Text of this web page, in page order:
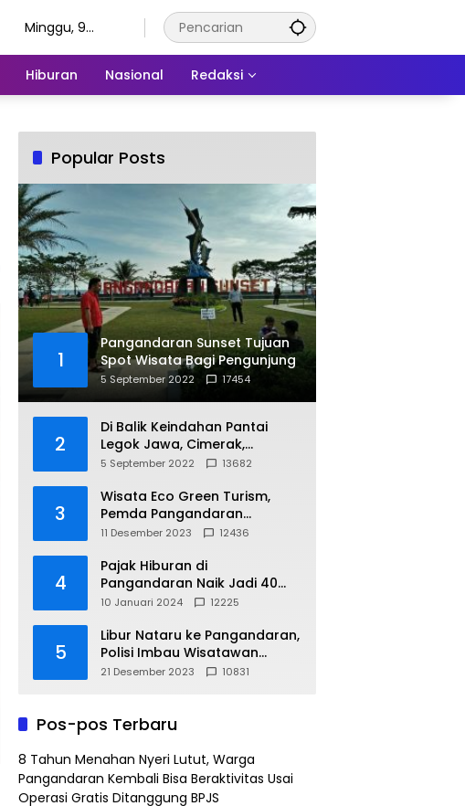
Minggu, 9
Hiburan Nasional Redaksi
Popular Posts
1
Pangandaran Sunset Tujuan
Spot Wisata Bagi Pengunjung
5 September 2022 17454
2
Di Balik Keindahan Pantai
Legok Jawa, Cimerak,
Pangandaran
5 September 2022 13682
3
Wisata Eco Green Turism,
Pemda Pangandaran
Gandeng PLN
11 Desember 2023 12436
4
Pajak Hiburan di
Pangandaran Naik Jadi 40
Persen
10 Januari 2024 12225
5
Libur Nataru ke Pangandaran,
Polisi Imbau Wisatawan
Gunakan Jalur Arteri
21 Desember 2023 10831
Pos-pos Terbaru
8 Tahun Menahan Nyeri Lutut, Warga
Pangandaran Kembali Bisa Beraktivitas Usai
Operasi Gratis Ditanggung BPJS